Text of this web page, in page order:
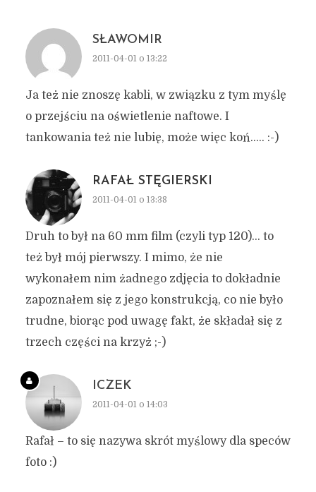
SŁAWOMIR
2011-04-01 o 13:22
Ja też nie znoszę kabli, w związku z tym myślę
o przejściu na oświetlenie naftowe. I
tankowania też nie lubię, może więc koń….. :-)
RAFAŁ STĘGIERSKI
2011-04-01 o 13:38
Druh to był na 60 mm film (czyli typ 120)… to
też był mój pierwszy. I mimo, że nie
wykonałem nim żadnego zdjęcia to dokładnie
zapoznałem się z jego konstrukcją, co nie było
trudne, biorąc pod uwagę fakt, że składał się z
trzech części na krzyż ;-)
ICZEK
2011-04-01 o 14:03
Rafał – to się nazywa skrót myślowy dla speców
foto :)